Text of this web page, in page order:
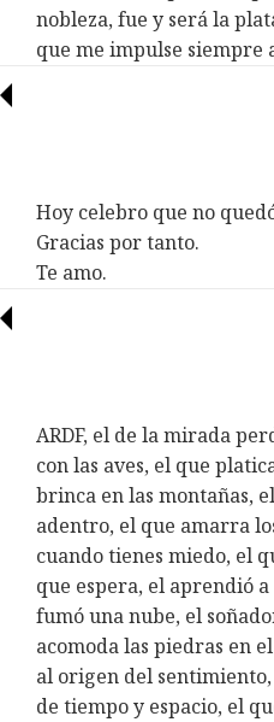
nobleza, fue y será la
que me impulse siempre
Hoy celebro que no
Gracias por tanto.
Te amo.
ARDF, el de la mirada
con las aves, el que
brinca en las montañas,
adentro, el que amarra
cuando tienes miedo, el
que espera, el aprendió
fumó una nube, el
acomoda las piedras en
al origen del
de tiempo y espacio, el